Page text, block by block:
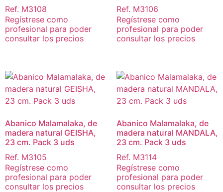
Ref. M3108
Regístrese como
profesional para poder
consultar los precios
Ref. M3106
Regístrese como
profesional para poder
consultar los precios
Abanico Malamalaka, de
madera natural GEISHA,
23 cm. Pack 3 uds
Ref. M3105
Regístrese como
profesional para poder
consultar los precios
Abanico Malamalaka, de
madera natural MANDALA,
23 cm. Pack 3 uds
Ref. M3114
Regístrese como
profesional para poder
consultar los precios